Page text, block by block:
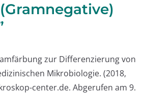
zur Differenzierung von
Mikrobiologie. (2018,
center.de. Abgerufen am 9.